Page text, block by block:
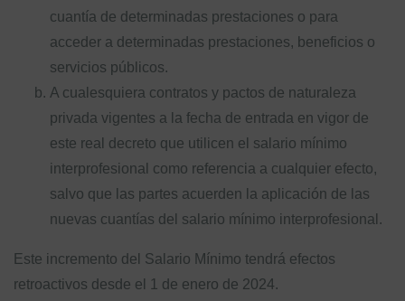
cuantía de determinadas prestaciones o para
acceder a determinadas prestaciones, beneficios o
servicios públicos.
A cualesquiera contratos y pactos de naturaleza
privada vigentes a la fecha de entrada en vigor de
este real decreto que utilicen el salario mínimo
interprofesional como referencia a cualquier efecto,
salvo que las partes acuerden la aplicación de las
nuevas cuantías del salario mínimo interprofesional.
Este incremento del Salario Mínimo tendrá efectos
retroactivos desde el 1 de enero de 2024.